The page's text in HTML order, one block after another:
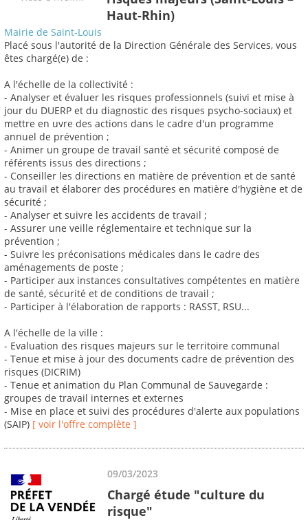
Haut-Rhin)
Mairie de Saint-Louis
Placé sous l'autorité de la Direction Générale des Services, vous
êtes chargé(e) de :
A l'échelle de la collectivité :
- Analyser et évaluer les risques professionnels (suivi et mise à
jour du DUERP et du diagnostic des risques psycho-sociaux) et
mettre en uvre des actions dans le cadre d'un programme
annuel de prévention ;
- Animer un groupe de travail santé et sécurité composé de
référents issus des directions ;
- Conseiller les directions en matière de prévention et de santé
au travail et élaborer des procédures en matière d'hygiène et de
sécurité ;
- Analyser et suivre les accidents de travail ;
- Assurer une veille réglementaire et technique sur la
prévention ;
- Suivre les préconisations médicales dans le cadre des
aménagements de poste ;
- Participer aux instances consultatives compétentes en matière
de santé, sécurité et de conditions de travail ;
- Participer à l'élaboration de rapports : RASST, RSU...
A l'échelle de la ville :
- Evaluation des risques majeurs sur le territoire communal
- Tenue et mise à jour des documents cadre de prévention des
risques (DICRIM)
- Tenue et animation du Plan Communal de Sauvegarde :
groupes de travail internes et externes
- Mise en place et suivi des procédures d'alerte aux populations
(SAIP) [ voir l'offre complète ]
09/03/2023
Chargé étude "culture du
risque"